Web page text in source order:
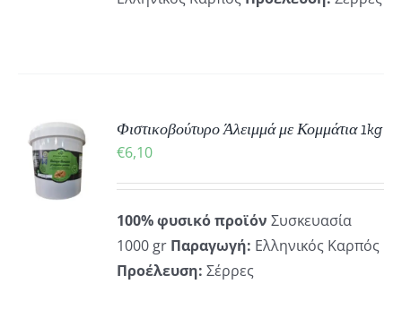
Φιστικοβούτυρο Άλειμμά με Κομμάτια 1kg
€6,10
100% φυσικό προϊόν Συσκευασία
1000 gr Παραγωγή: Ελληνικός Καρπός
Προέλευση: Σέρρες